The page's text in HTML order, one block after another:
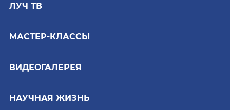
ЛУЧ ТВ
МАСТЕР-КЛАССЫ
ВИДЕОГАЛЕРЕЯ
НАУЧНАЯ ЖИЗНЬ